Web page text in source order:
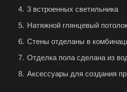
3 встроенных светильника
Натяжной глянцевый
Стены отделаны в
Отделка пола сделана из
Аксессуары для создания